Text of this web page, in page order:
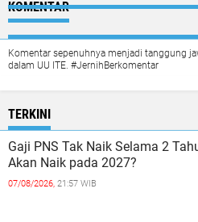
KOMENTAR
Komentar sepenuhnya menjadi tanggung
dalam UU ITE. #JernihBerkomentar
TERKINI
Gaji PNS Tak Naik Selama 2
Akan Naik pada 2027?
07/08/2026, 21:57 WIB